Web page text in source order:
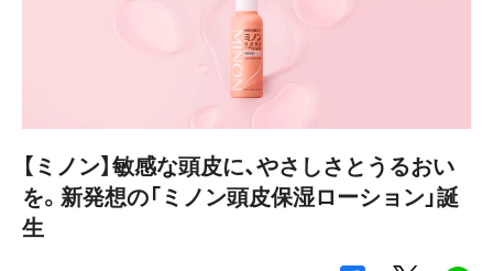
【ミノン】敏感な頭皮に、やさしさとうるおい
を。新発想の「ミノン頭皮保湿ローション」誕
生